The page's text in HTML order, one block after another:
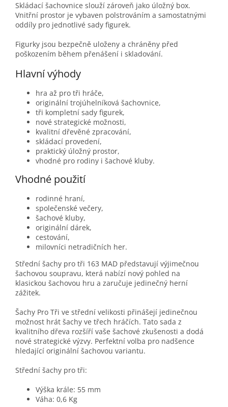
Skládací šachovnice slouží zároveň jako úložný box.
Vnitřní prostor je vybaven polstrováním a samostatnými
oddíly pro jednotlivé sady figurek.
Figurky jsou bezpečně uloženy a chráněny před
poškozením během přenášení i skladování.
Hlavní výhody
hra až pro tři hráče,
originální trojúhelníková šachovnice,
tři kompletní sady figurek,
nové strategické možnosti,
kvalitní dřevěné zpracování,
skládací provedení,
praktický úložný prostor,
vhodné pro rodiny i šachové kluby.
Vhodné použití
rodinné hraní,
společenské večery,
šachové kluby,
originální dárek,
cestování,
milovníci netradičních her.
Střední šachy pro tři 163 MAD představují výjimečnou
šachovou soupravu, která nabízí nový pohled na
klasickou šachovou hru a zaručuje jedinečný herní
zážitek.
Šachy Pro Tři ve střední velikosti přinášejí jedinečnou
možnost hrát šachy ve třech hráčích. Tato sada z
kvalitního dřeva rozšíří vaše šachové zkušenosti a dodá
nové strategické výzvy. Perfektní volba pro nadšence
hledající originální šachovou variantu.
Střední šachy pro tři:
Výška krále: 55 mm
Váha: 0,6 Kg